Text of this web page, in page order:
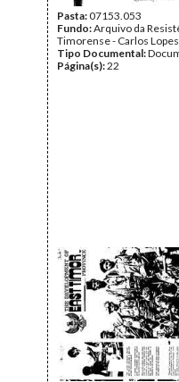
Pasta:07153.053
Fundo:Arquivo da
Timorense - Carlos Lopes
Tipo Documental:
Página(s):22